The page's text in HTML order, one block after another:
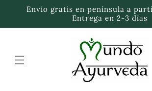
directamente
Envío gratis en península a
Entrega en 2-3 días